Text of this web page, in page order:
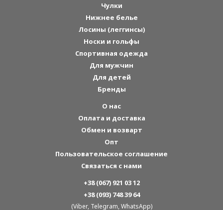
Чулки
Нижнее белье
Лосины (леггинсы)
Носки и гольфы
Спортивная одежда
Для мужчин
Для детей
Бренды
О нас
Оплата и доставка
Обмен и возварт
Опт
Пользовательское соглашение
Связаться с нами
+38 (067) 921 03 12
+38 (093) 748 39 64
(Viber, Telegram, WhatsApp)